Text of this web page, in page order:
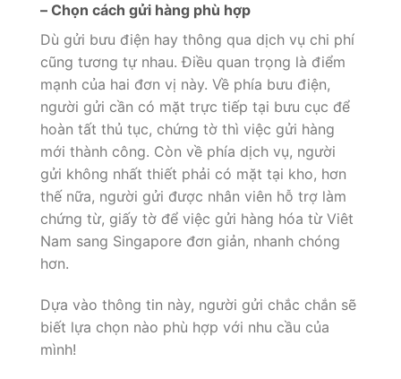
– Chọn cách gửi hàng phù hợp
Dù gửi bưu điện hay thông qua dịch vụ chi phí
cũng tương tự nhau. Điều quan trọng là điểm
mạnh của hai đơn vị này. Về phía bưu điện,
người gửi cần có mặt trực tiếp tại bưu cục để
hoàn tất thủ tục, chứng tờ thì việc gửi hàng
mới thành công. Còn về phía dịch vụ, người
gửi không nhất thiết phải có mặt tại kho, hơn
thế nữa, người gửi được nhân viên hỗ trợ làm
chứng từ, giấy tờ để việc gửi hàng hóa từ Viêt
Nam sang Singapore đơn giản, nhanh chóng
hơn.
Dựa vào thông tin này, người gửi chắc chắn sẽ
biết lựa chọn nào phù hợp với nhu cầu của
mình!